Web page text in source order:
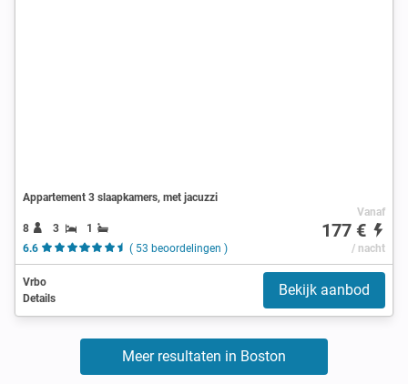
Appartement 3 slaapkamers, met jacuzzi
8 3
1
6.6
( 53 beoordelingen )
Vanaf
177 €
/ nacht
Vrbo
Details
Bekijk aanbod
Meer resultaten in Boston